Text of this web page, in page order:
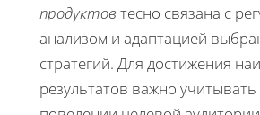
продуктов тесно связана с
анализом и адаптацией
стратегий. Для достижения
результатов важно